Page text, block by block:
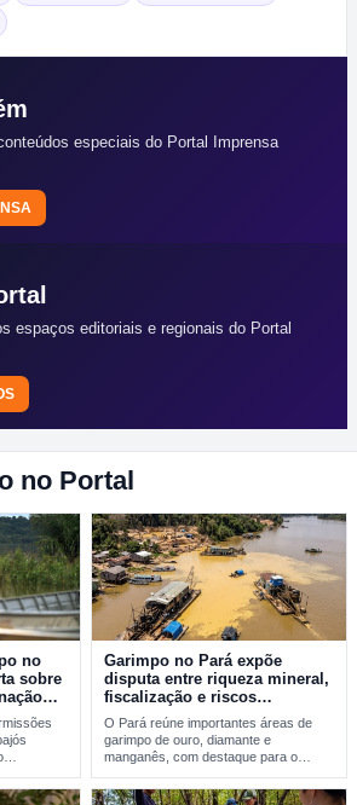
especiais do Portal Imprensa
espaços editoriais e regionais do Portal
no Portal
no
sobre
Garimpo no Pará expõe
disputa entre riqueza mineral,
fiscalização e riscos
ambientais
O Pará reúne importantes áreas de
garimpo de ouro, diamante e
manganês, com destaque para o